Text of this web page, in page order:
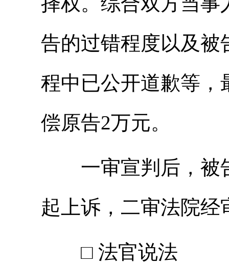
告的过错程度以及被
程中已公开道歉等，
偿原告2万元。
一审宣判后，被
起上诉，二审法院经
□ 法官说法